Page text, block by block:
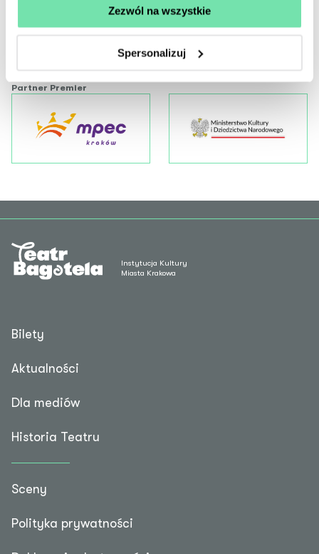
Zezwól na wszystkie
Spersonalizuj
Partner Premier
Instytucja Kultury
Miasta Krakowa
Bilety
Aktualności
Dla mediów
Historia Teatru
Sceny
Polityka prywatności